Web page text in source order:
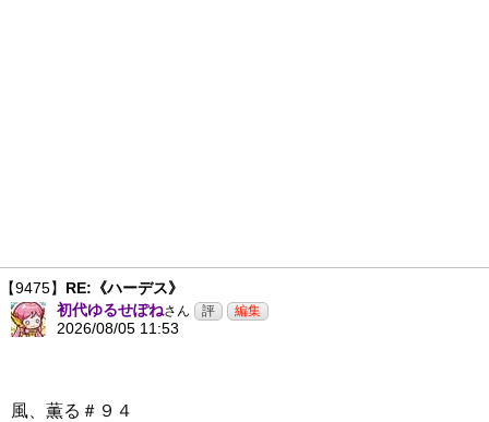
【9475】 RE:《ハーデス》
初代ゆるせぽねさん
2026/08/05 11:53
風、薫る＃９４